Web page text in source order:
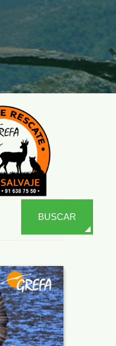
BUSCAR